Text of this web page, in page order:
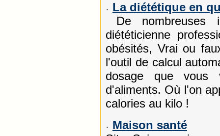
La diététique en
De nombreuses
diététicienne
obésités, Vrai ou
l'outil de calcul
dosage que vous
d'aliments. Où l'on
calories au kilo !
Maison santé